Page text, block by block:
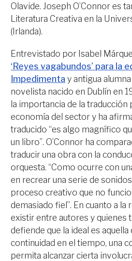
Olavide. Joseph O’Connor es
Literatura Creativa en la
(Irlanda).
Entrevistado por Isabel
‘Reyes vagabundos’ para la
Impedimenta y antigua
novelista nacido en Dublín en
la importancia de la traducción
economía del sector y ha
traducido “es algo magnífico
un libro”. O’Connor ha
traducir una obra con la
orquesta. “Como ocurre con
en recrear una serie de
proceso creativo que no
demasiado fiel”. En cuanto a la
existir entre autores y quienes
defiende que la ideal es aquella
continuidad en el tiempo, una
permita alcanzar cierta